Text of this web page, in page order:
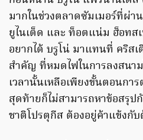
มากในช่วงตลาดซัมเมอร์ที่ผ่า
ยูไนเต็ด และ ท็อตแน่ม ฮ็อทส
อยากได้ บรูโน่ มาแทนที่ คริส
สำคัญ ที่หมดไฟในการลงสนา
เวลานั้นเหลือเพียงขั้นตอนกา
สุดท้ายก็ไม่สามารถหาข้อสรุป
ชาติโปรตุกีส ต้องอยู่ค้าแข้งกั